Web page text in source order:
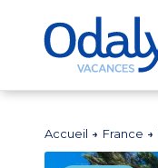
Accueil France